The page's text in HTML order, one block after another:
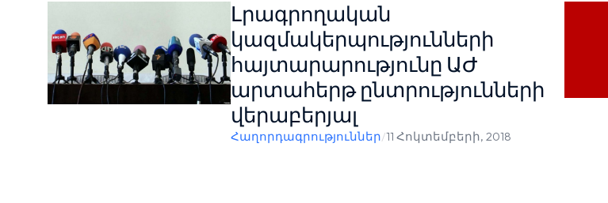
Լրագրողական
կազմակերպությունների
հայտարարությունը ԱԺ
արտահերթ ընտրությունների
վերաբերյալ
Հաղորդագրություններ/11 Հոկտեմբերի, 2018